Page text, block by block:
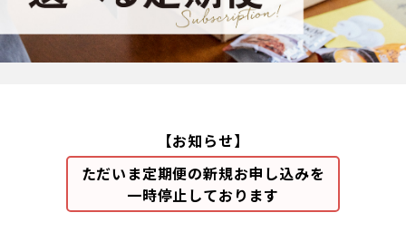
【お知らせ】
ただいま定期便の新規お申し込みを
一時停止しております